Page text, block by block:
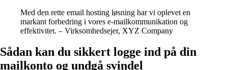
Med den rette email hosting løsning har vi oplevet en
markant forbedring i vores e-mailkommunikation og
effektivitet. – Virksomhedsejer, XYZ Company
Sådan kan du sikkert logge ind på din
mailkonto og undgå svindel